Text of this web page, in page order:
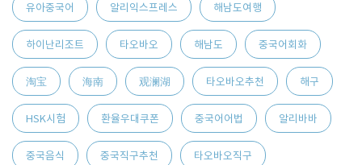
유아중국어 알리익스프레스 해남도여행
하이난리조트 타오바오 해남도 중국어회화
淘宝 海南 观澜湖 타오바오추천 해구
HSK시험 환율우대쿠폰 중국어어법 알리바바
중국음식 중국직구추천 타오바오직구